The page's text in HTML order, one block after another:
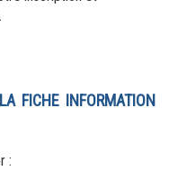
FICHE INFORMATION
: